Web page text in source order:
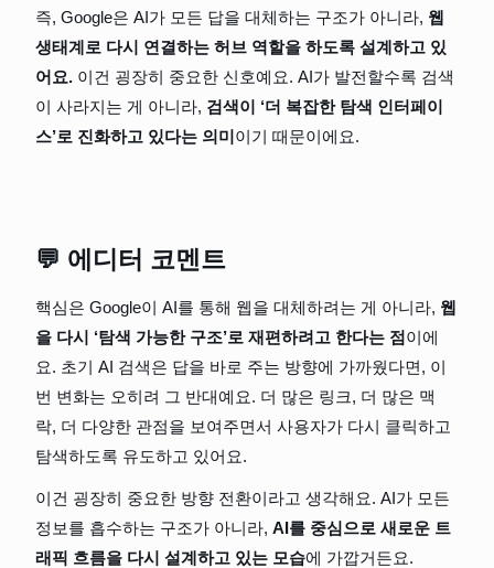
즉, Google은 AI가 모든 답을 대체하는 구조가 아니라, 웹
생태계로 다시 연결하는 허브 역할을 하도록 설계하고 있
어요. 이건 굉장히 중요한 신호예요. AI가 발전할수록 검색
이 사라지는 게 아니라, 검색이 ‘더 복잡한 탐색 인터페이
스’로 진화하고 있다는 의미이기 때문이에요.
💬 에디터 코멘트
핵심은 Google이 AI를 통해 웹을 대체하려는 게 아니라, 웹
을 다시 ‘탐색 가능한 구조’로 재편하려고 한다는 점이에
요. 초기 AI 검색은 답을 바로 주는 방향에 가까웠다면, 이
번 변화는 오히려 그 반대예요. 더 많은 링크, 더 많은 맥
락, 더 다양한 관점을 보여주면서 사용자가 다시 클릭하고
탐색하도록 유도하고 있어요.
이건 굉장히 중요한 방향 전환이라고 생각해요. AI가 모든
정보를 흡수하는 구조가 아니라, AI를 중심으로 새로운 트
래픽 흐름을 다시 설계하고 있는 모습에 가깝거든요.